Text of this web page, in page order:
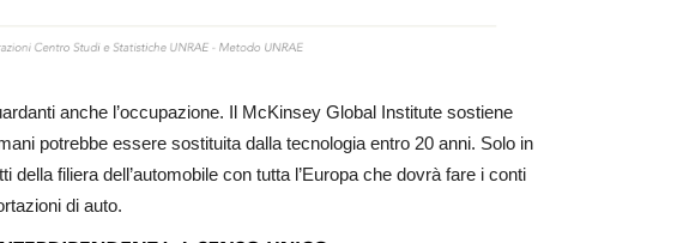
anche l’occupazione. Il McKinsey Global Institute sostiene
potrebbe essere sostituita dalla tecnologia entro 20 anni. Solo in
della filiera dell’automobile con tutta l’Europa che dovrà fare i conti
di auto.